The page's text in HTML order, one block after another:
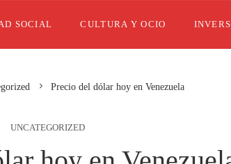
SOCIAL CULTURA Y OCIO
Precio del dólar hoy en Venezuela
UNCATEGORIZED